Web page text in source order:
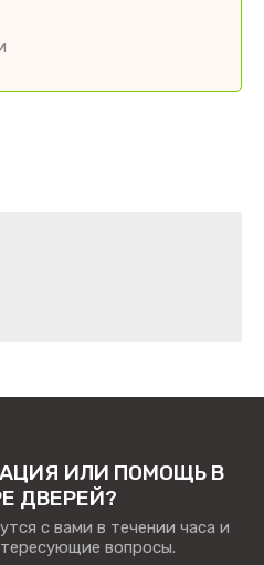
ИЛИ ПОМОЩЬ В
ДВЕРЕЙ?
с вами в течении часа и
вопросы.